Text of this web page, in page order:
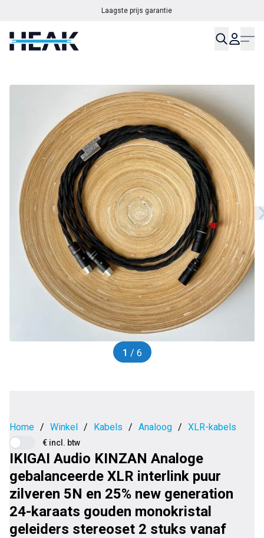
Laagste prijs garantie
Op werkdagen vóór 17:00 besteld, morgen in huis
1 / 6
Home / Winkel / Kabels / Analoog / XLR-kabels
€ incl. btw
IKIGAI Audio KINZAN Analoge
gebalanceerde XLR interlink puur
zilveren 5N en 25% new generation
24-karaats gouden monokristal
geleiders stereoset 2 stuks vanaf